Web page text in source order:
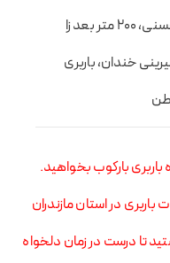
حسنی، 200 متر بعد زا
خندان، باربری
باربری بارکوب بخواهید.
در استان مازندران
تا درست در زمان دلخواه